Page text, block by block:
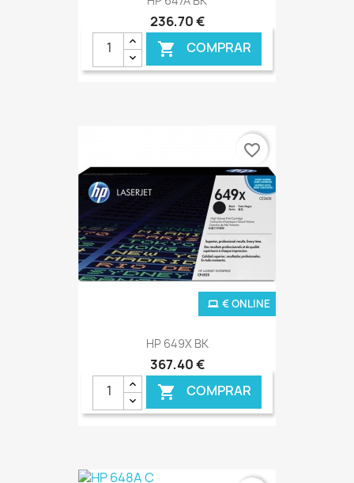
236,70 €
 COMPRAR
HP 649X BK
367,40 €
 COMPRAR
€ ONLINE
favorite_border